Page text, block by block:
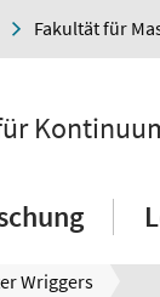
Fakultät für
Wriggers